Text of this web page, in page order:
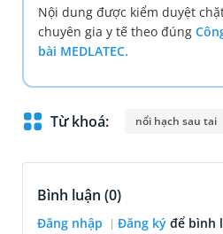
Nội dung được kiểm duyệt
chuyên gia y tế theo đúng
bài MEDLATEC.
Từ khoá: nổi hạch sau tai
Bình luận (0)
Đăng nhập Đăng ký để bình